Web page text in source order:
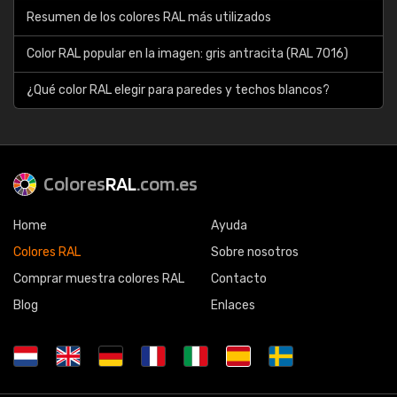
Resumen de los colores RAL más utilizados
Color RAL popular en la imagen: gris antracita (RAL 7016)
¿Qué color RAL elegir para paredes y techos blancos?
ColoresRAL.com.es
Home
Colores RAL
Comprar muestra colores RAL
Blog
Ayuda
Sobre nosotros
Contacto
Enlaces